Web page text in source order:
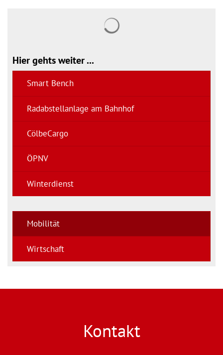
Hier gehts weiter ...
Smart Bench
Radabstellanlage am Bahnhof
CölbeCargo
ÖPNV
Winterdienst
Mobilität
Wirtschaft
Kontakt